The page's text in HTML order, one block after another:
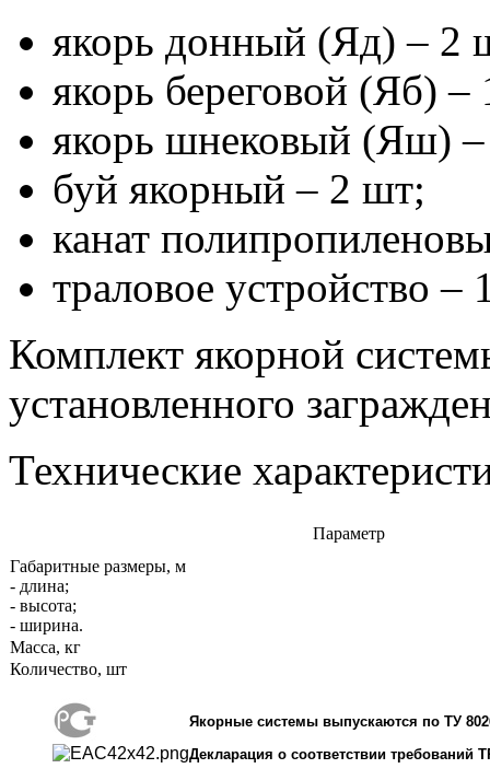
якорь донный (Яд) – 2
якорь береговой (Яб)
якорь шнековый (Яш)
буй якорный – 2 шт;
канат
траловое устройство –
Комплект якорной
установленного
Технические
Параметр
Габаритные размеры, м
- длина;
- высота;
- ширина.
Масса, кг
Количество, шт
Якорные системы выпускаются по ТУ
Декларация о соответствии требований